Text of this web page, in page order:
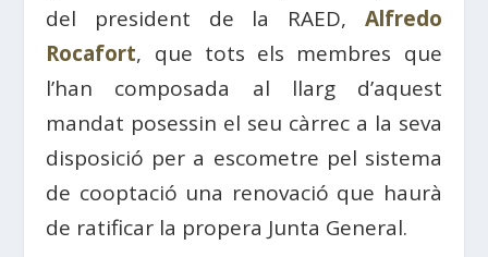
del president de la RAED, Alfredo
Rocafort, que tots els membres que
l’han composada al llarg d’aquest
mandat posessin el seu càrrec a la seva
disposició per a escometre pel sistema
de cooptació una renovació que haurà
de ratificar la propera Junta General.